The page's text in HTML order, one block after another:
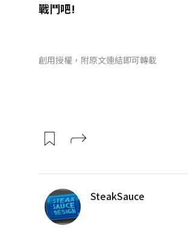
戰鬥吧!
創用授權，附原文連結即可轉載
SteakSauce